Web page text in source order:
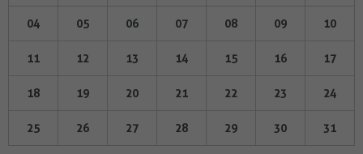
04 05 06 07 08 09 10
11 12 13 14 15 16 17
18 19 20 21 22 23 24
25 26 27 28 29 30 31